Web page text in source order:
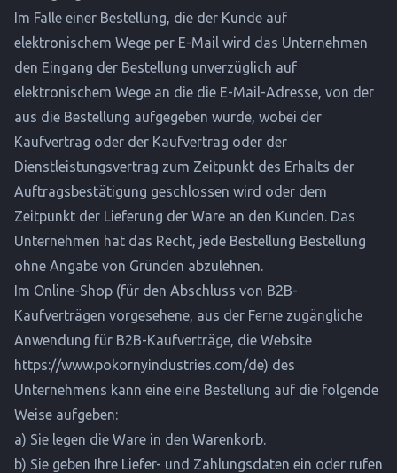
Im Falle einer Bestellung, die der Kunde auf
elektronischem Wege per E-Mail wird das Unternehmen
den Eingang der Bestellung unverzüglich auf
elektronischem Wege an die die E-Mail-Adresse, von der
aus die Bestellung aufgegeben wurde, wobei der
Kaufvertrag oder der Kaufvertrag oder der
Dienstleistungsvertrag zum Zeitpunkt des Erhalts der
Auftragsbestätigung geschlossen wird oder dem
Zeitpunkt der Lieferung der Ware an den Kunden. Das
Unternehmen hat das Recht, jede Bestellung Bestellung
ohne Angabe von Gründen abzulehnen.
Im Online-Shop (für den Abschluss von B2B-
Kaufverträgen vorgesehene, aus der Ferne zugängliche
Anwendung für B2B-Kaufverträge, die Website
https://www.pokornyindustries.com/de) des
Unternehmens kann eine eine Bestellung auf die folgende
Weise aufgeben:
a) Sie legen die Ware in den Warenkorb.
b) Sie geben Ihre Liefer- und Zahlungsdaten ein oder rufen